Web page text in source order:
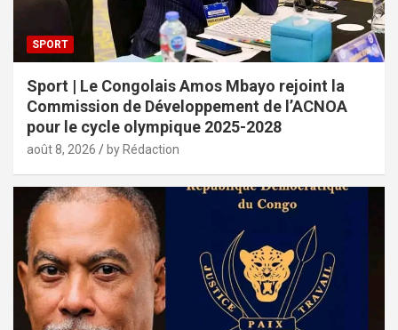
SPORT
Sport | Le Congolais Amos Mbayo rejoint la
Commission de Développement de l’ACNOA
pour le cycle olympique 2025-2028
août 8, 2026 by Rédaction